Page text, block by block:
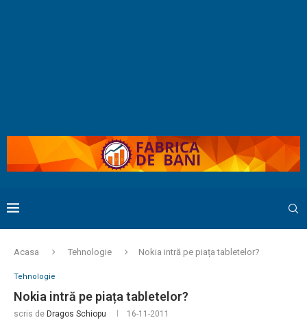
Acasa Tehnologie Nokia intră pe piața tabletelor?
Tehnologie
Nokia intră pe piața tabletelor?
scris de Dragos Schiopu 16-11-2011